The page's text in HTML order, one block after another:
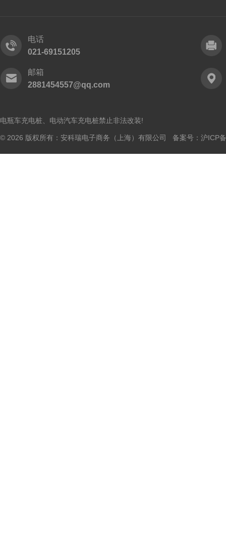
电话
021-69151205
邮箱
2881454557@qq.com
电瓶车充电桩、电动汽车充电桩禁止非法改装!
© 2026 版权所有：安科瑞电子商务（上海）有限公司 备案号： 沪ICP